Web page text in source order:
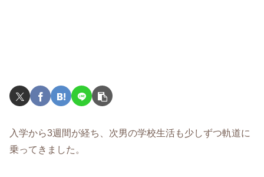
入学から3週間が経ち、次男の学校生活も少しずつ軌道に
乗ってきました。